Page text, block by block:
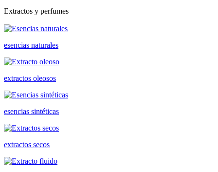
Extractos y perfumes
esencias naturales
extractos oleosos
esencias sintéticas
extractos secos